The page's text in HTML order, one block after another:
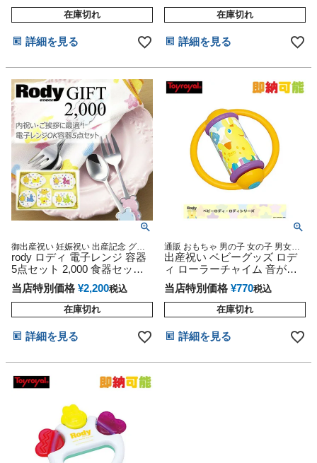
在庫切れ
詳細を見る
在庫切れ
詳細を見る
御出産祝い 妊娠祝い 出産記念 グッ
ズ 彼女 誕生日
rody ロディ 電子レンジ 容器
5点セット 2,000 食器セット
日本製
当店特別価格 ¥2,200税込
在庫切れ
詳細を見る
通販 おもちゃ 男の子 女の子 男女兼
用 クリスマス プレゼント かわいい
人気 ランキング 男 女 記念日 お誕生
日 ご褒美 お祝い 入園 入学
出産祝い ベビーグッズ ロデ
ィ ローラーチャイム 音が鳴
る おもちゃ オモチャ 玩具 ラ
ッピング 赤ちゃん 乳児 男の
子 女の子 rody プレゼント イ
ンスタ
当店特別価格 ¥770税込
在庫切れ
詳細を見る